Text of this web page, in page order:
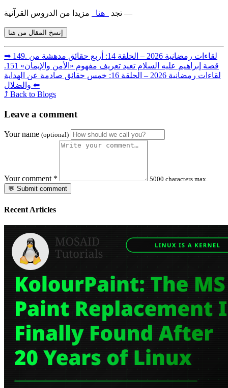
تجد هنا مزيدا من الدروس القرآنية —
إنسخ المقال من هنا
➡︎ 149. لقاءات رمضانية 2026 – الحلقة 14: أربع حقائق مدهشة من
قصة إبراهيم عليه السلام تعيد تعريف مفهوم «الأمن والإيمان»
151.
لقاءات رمضانية 2026 – الحلقة 16: خمس حقائق صادمة عن الهداية
والضلال ⬅︎
⤴ Back to Blogs
Leave a comment
Your name (optional)
Your comment *
5000 characters max.
💬 Submit comment
Recent Articles